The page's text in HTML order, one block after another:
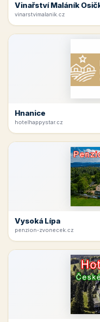
Vinařství Maláník
vinarstvimalanik.cz
Hnanice
hotelhappystar.cz
Vysoká Lípa
penzion-zvonecek.cz